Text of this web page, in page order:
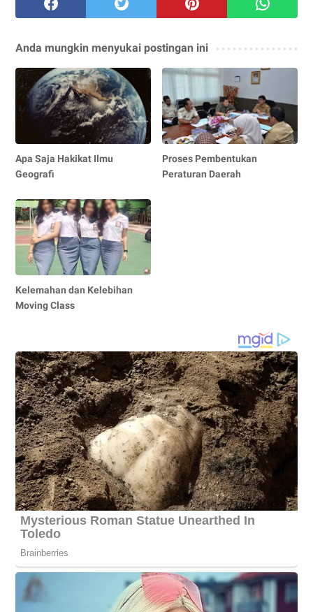
Anda mungkin menyukai postingan ini
Apa Saja Hakikat Ilmu
Geografi
Proses Pembentukan
Peraturan Daerah
Kelemahan dan Kelebihan
Moving Class